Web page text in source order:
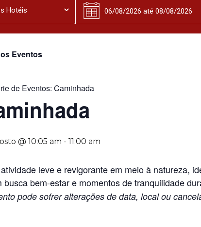
Eventos
de Eventos: Caminhada
@ 10:05 am - 11:00 am
leve e revigorante em meio à natureza,
busca bem-estar e momentos de tranquilidade
pode sofrer alterações de data, local ou